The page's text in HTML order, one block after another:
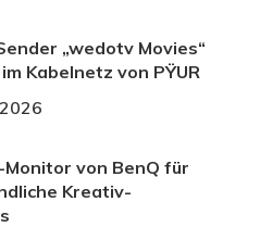
„wedotv Movies“
Kabelnetz von PŸUR
Monitor von BenQ für
Kreativ-